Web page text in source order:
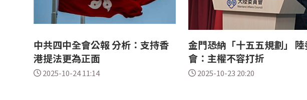
中共四中全會公報 分析：支持香
港提法更為正面
2025-10-24 11:14
金門恐納「十五五規劃」 陸
會：主權不容打折
2025-10-23 20:20